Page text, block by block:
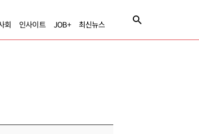
회 인사이트 JOB+ 최신뉴스